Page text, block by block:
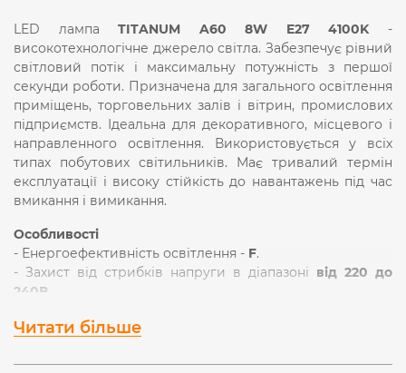
LED лампаTITANUM A60 8W E27 4100K-
високотехнологічне джерело світла. Забезпечує рівний
світловий потік і максимальну потужність з першої
секунди роботи. Призначена для загального освітлення
приміщень, торговельних залів і вітрин, промислових
підприємств. Ідеальна для декоративного, місцевого і
направленного освітлення. Використовується у всіх
типах побутових світильників. Має тривалий термін
експлуатації і високу стійкість до навантажень під час
вмикання і вимикання.
Особливості
- Енергоефективність освітлення - F.
- Захист від стрибків напруги в діапазоні від 220 до
240В
миттєвого включення і відсутність ультрафіолетового
- Ефективний тепловідвід через корпус лампи
Читати більше